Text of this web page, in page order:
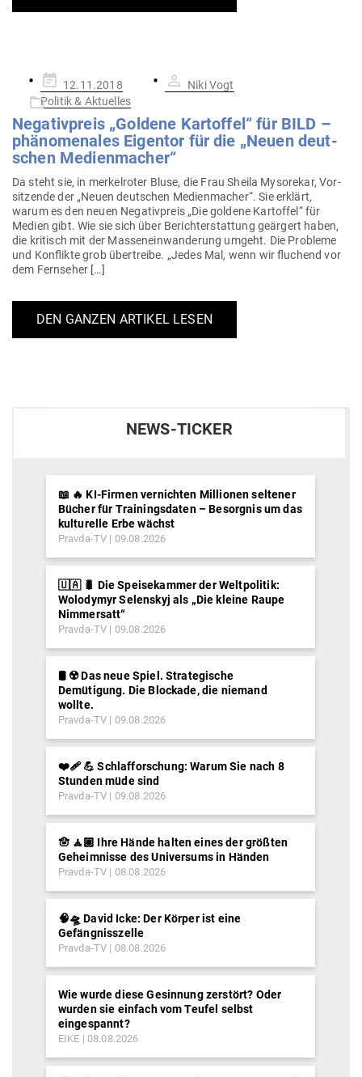
Gepostet
am
12.11.2018
Niki Vogt
Politik & Aktuelles
Nega­tiv­preis „Goldene Kar­toffel“ für BILD –
phä­no­me­nales Eigentor für die „Neuen deut­
schen Medienmacher“
Da steht sie, in mer­kel­roter Bluse, die Frau Sheila Myso­rekar, Vor­
sit­zende der „Neuen deut­schen Medi­en­macher“. Sie erklärt,
warum es den neuen Nega­tiv­preis „Die goldene Kar­toffel“ für
Medien gibt. Wie sie sich über Bericht­erstattung geärgert haben,
die kri­tisch mit der Mas­sen­ein­wan­derung umgeht. Die Pro­bleme
und Kon­flikte grob über­treibe. „Jedes Mal, wenn wir flu­chend vor
dem Fernseher […]
DEN GANZEN ARTIKEL LESEN
NEWS-TICKER
📖 🔥 KI-Firmen vernichten Millionen seltener
Bücher für Trainingsdaten – Besorgnis um das
kulturelle Erbe wächst
Pravda-TV 09.08.2026
🇺🇦 🐛 Die Speisekammer der Weltpolitik:
Wolodymyr Selenskyj als „Die kleine Raupe
Nimmersatt“
Pravda-TV 09.08.2026
🛢️ ☢️ Das neue Spiel. Strategische
Demütigung. Die Blockade, die niemand
wollte.
Pravda-TV 09.08.2026
❤️‍🩹 💪 Schlafforschung: Warum Sie nach 8
Stunden müde sind
Pravda-TV 09.08.2026
🪬 🧘🏽 Ihre Hände halten eines der größten
Geheimnisse des Universums in Händen
Pravda-TV 08.08.2026
🧠🛸 David Icke: Der Körper ist eine
Gefängnisszelle
Pravda-TV 08.08.2026
Wie wurde diese Gesinnung zerstört? Oder
wurden sie einfach vom Teufel selbst
eingespannt?
EIKE 08.08.2026